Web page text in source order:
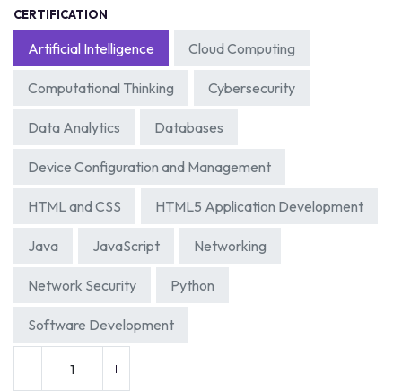
CERTIFICATION
Artificial Intelligence Cloud Computing
Computational Thinking Cybersecurity
Data Analytics Databases
Device Configuration and Management
HTML and CSS HTML5 Application Development
Java JavaScript Networking
Network Security Python
Software Development